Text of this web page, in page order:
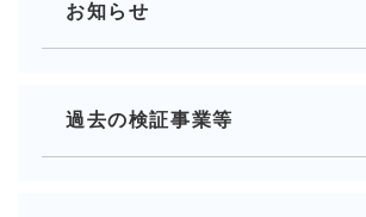
お知らせ
過去の検証事業等